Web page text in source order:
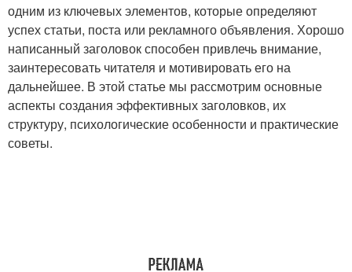
одним из ключевых элементов, которые определяют
успех статьи, поста или рекламного объявления. Хорошо
написанный заголовок способен привлечь внимание,
заинтересовать читателя и мотивировать его на
дальнейшее. В этой статье мы рассмотрим основные
аспекты создания эффективных заголовков, их
структуру, психологические особенности и практические
советы.